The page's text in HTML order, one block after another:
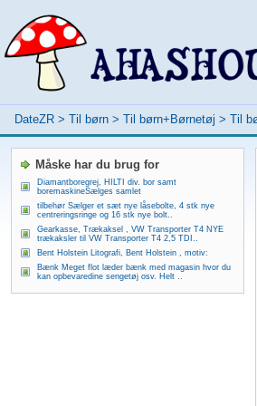
DateZR > Til børn > Til børn+Børnetøj > Til
Måske har du brug for
Diamantboregrej, HILTI div. bor samt
boremaskineSælges samlet
tilbehør Sælger et sæt nye låsebolte, 4 stk nye
centreringsringe og 16 stk nye bolt..
Gearkasse, Trækaksel , VW Transporter T4 NYE
trækaksler til VW Transporter T4 2,5 TDI..
Bent Holstein Litografi, Bent Holstein , motiv:
Bænk Meget flot læder bænk med magasin hvor du
kan opbevaredine sengetøj osv. Helt ..